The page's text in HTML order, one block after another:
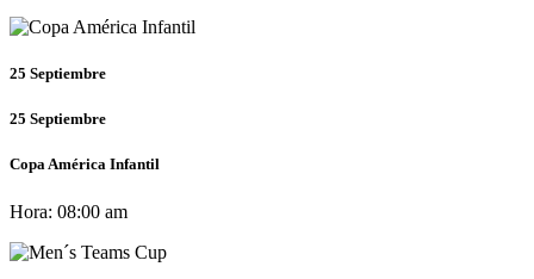
25 Septiembre
25 Septiembre
Copa América Infantil
Hora: 08:00 am